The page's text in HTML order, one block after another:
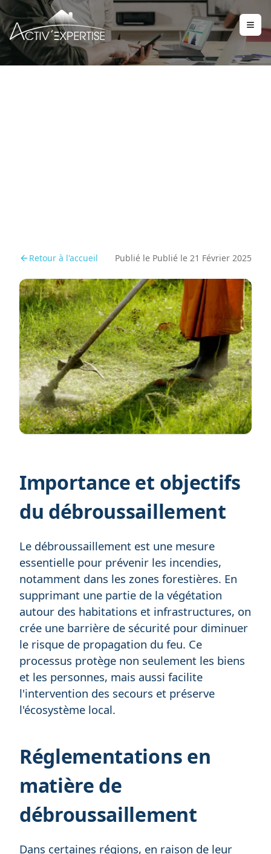
Retour à l'accueil Publié le Publié le 21 Février 2025
Importance et objectifs
du débroussaillement
Le débroussaillement est une mesure
essentielle pour prévenir les incendies,
notamment dans les zones forestières. En
supprimant une partie de la végétation
autour des habitations et infrastructures, on
crée une barrière de sécurité pour diminuer
le risque de propagation du feu. Ce
processus protège non seulement les biens
et les personnes, mais aussi facilite
l'intervention des secours et préserve
l'écosystème local.
Réglementations en
matière de
débroussaillement
Dans certaines régions, en raison de leur